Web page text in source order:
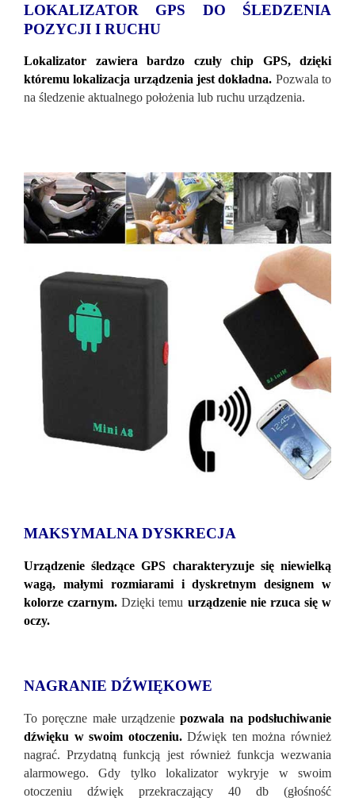
LOKALIZATOR GPS DO ŚLEDZENIA
POZYCJI I RUCHU
Lokalizator zawiera bardzo czuły chip GPS, dzięki
któremu lokalizacja urządzenia jest dokładna. Pozwala to
na śledzenie aktualnego położenia lub ruchu urządzenia.
MAKSYMALNA DYSKRECJA
Urządzenie śledzące GPS charakteryzuje się niewielką
wagą, małymi rozmiarami i dyskretnym designem w
kolorze czarnym.Dzięki temu urządzenie nie rzuca się w
oczy.
NAGRANIE DŹWIĘKOWE
To poręczne małe urządzeniepozwala na podsłuchiwanie
dźwięku w swoim otoczeniu.Dźwięk ten można również
nagrać. Przydatną funkcją jest również funkcja wezwania
alarmowego. Gdy tylko lokalizator wykryje w swoim
otoczeniu dźwięk przekraczający 40 db (głośność